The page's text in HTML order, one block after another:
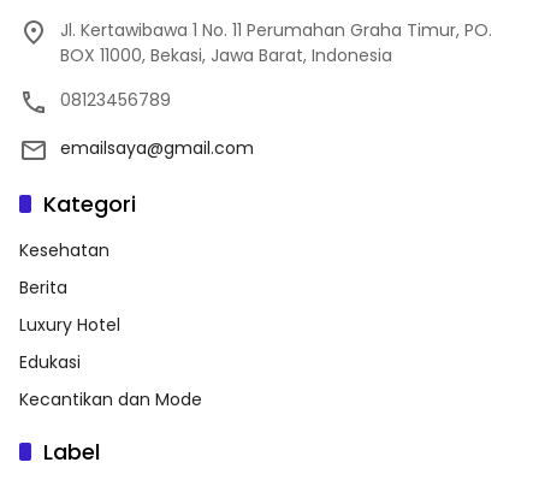
Jl. Kertawibawa 1 No. 11 Perumahan Graha Timur, PO.
BOX 11000, Bekasi, Jawa Barat, Indonesia
08123456789
emailsaya@gmail.com
Kategori
Kesehatan
Berita
Luxury Hotel
Edukasi
Kecantikan dan Mode
Label